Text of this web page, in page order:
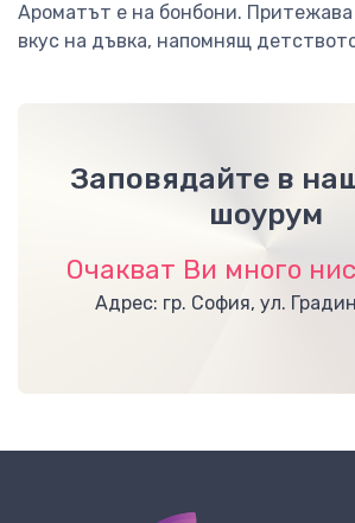
Ароматът е на бонбони.
вкус на дъвка, напомнящ
Заповядайте в
шоурум
Очакват Ви много
Адрес: гр. София, ул.